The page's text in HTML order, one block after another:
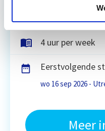
4 uur per week
Eerstvolgende
wo 16 sep 2026 -
Meer